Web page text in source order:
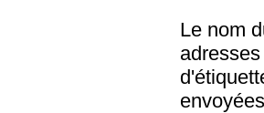
Le nom